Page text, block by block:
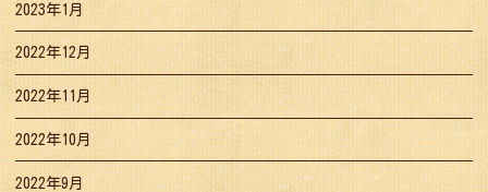
2023年1月
2022年12月
2022年11月
2022年10月
2022年9月